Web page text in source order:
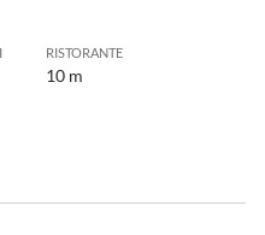
RISTORANTE
10 m